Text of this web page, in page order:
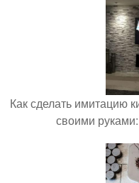
Как сделать имитацию
своими